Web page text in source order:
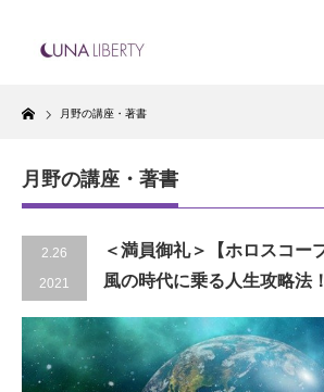
Home
月野の講座・著書
月野の講座・著書
2.26
2021
＜満員御礼＞【ホロスコー
風の時代に乗る人生攻略法